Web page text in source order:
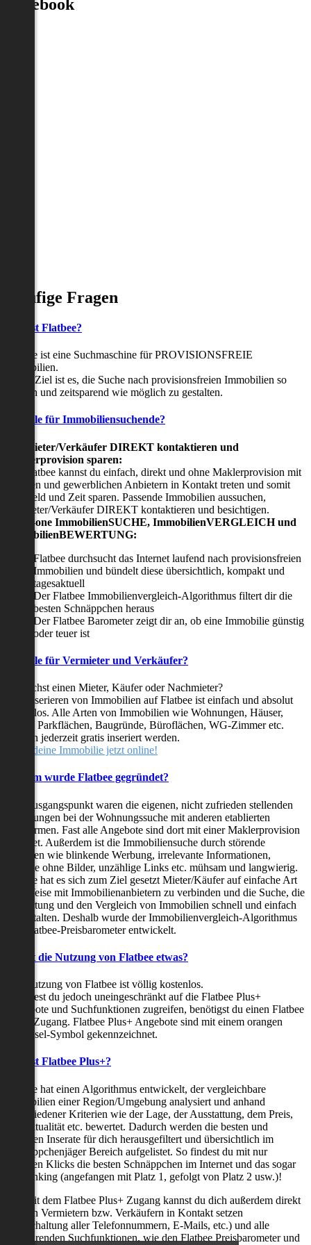
Facebook
Häufige Fragen
Was ist Flatbee?
Flatbee ist eine Suchmaschine für PROVISIONSFREIE
Immobilien.
Unser Ziel ist es, die Suche nach provisionsfreien Immobilien so
einfach und zeitsparend wie möglich zu gestalten.
Vorteile für Immobiliensuchende?
Viermieter/Verkäufer DIREKT kontaktieren und
Maklerprovision sparen:
Mit Flatbee kannst du einfach, direkt und ohne Maklerprovision mit
privaten und gewerblichen Anbietern in Kontakt treten und somit
viel Geld und Zeit sparen. Passende Immobilien aussuchen,
Vermieter/Verkäufer DIREKT kontaktieren und besichtigen.
All-in-one ImmobilienSUCHE, ImmobilienVERGLEICH und
ImmobilienBEWERTUNG:
Flatbee durchsucht das Internet laufend nach provisionsfreien
Immobilien und bündelt diese übersichtlich, kompakt und
tagesaktuell
Der Flatbee Immobilienvergleich-Algorithmus filtert dir die
besten Schnäppchen heraus
Der Flatbee Barometer zeigt dir an, ob eine Immobilie günstig
oder teuer ist
Vorteile für Vermieter und Verkäufer?
Du suchst einen Mieter, Käufer oder Nachmieter?
Das Inserieren von Immobilien auf Flatbee ist einfach und absolut
kostenlos. Alle Arten von Immobilien wie Wohnungen, Häuser,
Villen, Parkflächen, Baugründe, Büroflächen, WG-Zimmer etc.
können jederzeit gratis inseriert werden.
Stelle deine Immobilie jetzt online!
Warum wurde Flatbee gegründet?
Der Ausgangspunkt waren die eigenen, nicht zufrieden stellenden
Erfahrungen bei der Wohnungssuche mit anderen etablierten
Plattformen. Fast alle Angebote sind dort mit einer Maklerprovision
behaftet. Außerdem ist die Immobiliensuche durch störende
Faktoren wie blinkende Werbung, irrelevante Informationen,
Inserate ohne Bilder, unzählige Links etc. mühsam und langwierig.
Flatbee hat es sich zum Ziel gesetzt Mieter/Käufer auf einfache Art
und Weise mit Immobilienanbietern zu verbinden und die Suche, die
Bewertung und den Vergleich von Immobilien schnell und einfach
zu gestalten. Deshalb wurde der Immobilienvergleich-Algorithmus
und Flatbee-Preisbarometer entwickelt.
Kostet die Nutzung von Flatbee etwas?
Die Nutzung von Flatbee ist völlig kostenlos.
Möchtest du jedoch uneingeschränkt auf die Flatbee Plus+
Angebote und Suchfunktionen zugreifen, benötigst du einen Flatbee
Plus+ Zugang. Flatbee Plus+ Angebote sind mit einem orangen
Schlüssel-Symbol gekennzeichnet.
Was ist Flatbee Plus+?
Flatbee hat einen Algorithmus entwickelt, der vergleichbare
Immobilien einer Region/Umgebung analysiert und anhand
verschiedener Kriterien wie der Lage, der Ausstattung, dem Preis,
der Aktualität etc. bewertet. Dadurch werden die besten und
neuesten Inserate für dich herausgefiltert und übersichtlich im
Schnäppchenjäger Bereich aufgelistet. So findest du mit nur
wenigen Klicks die besten Schnäppchen im Internet und das sogar
als Ranking (angefangen mit Platz 1, gefolgt von Platz 2 usw.)!
Nur mit dem Flatbee Plus+ Zugang kannst du dich außerdem direkt
mit den Vermietern bzw. Verkäufern in Kontakt setzen
(Freischaltung aller Telefonnummern, E-Mails, etc.) und alle
zeitsparenden Suchfunktionen, wie den Flatbee Preisbarometer und